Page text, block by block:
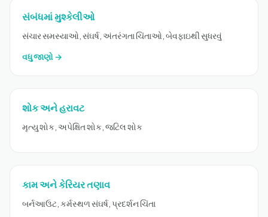
સંબંધમાં મુશ્કેલીઓ
સંચાર સમસ્યાઓ, સંઘર્ષ, અંતરંગતા ચિંતાઓ, બેવફાઇથી સુધરવું
વધુ જાણો →
શોક અને હરાવટ
મૃત્યુ શોક, અપેક્ષિત શોક, જટિલ શોક
કામ અને કેરિયર તણાવ
બર્નઆઉટ, કર્મસ્થળ સંઘર્ષ, પ્રદર્શન ચિંતા